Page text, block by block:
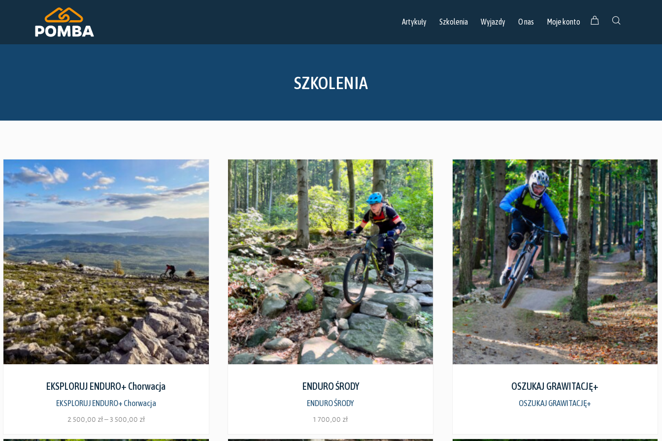
Artykuły Szkolenia Wyjazdy O nas Moje konto
SZKOLENIA
EKSPLORUJ ENDURO+ Chorwacja
EKSPLORUJ ENDURO+ Chorwacja
2 500,00 zł–3 500,00 złZakres
ENDURO ŚRODY
ENDURO ŚRODY
1 700,00 zł
OSZUKAJ GRAWITACJĘ+
OSZUKAJ GRAWITACJĘ+